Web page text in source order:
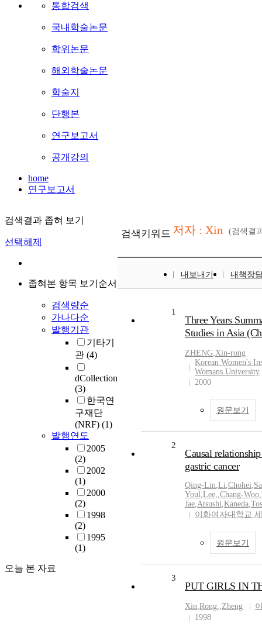
통합검색
국내학술논문
학위논문
해외학술논문
학술지
단행본
연구보고서
공개강의
home
연구보고서
검색결과 좁혀 보기
선택해제
좁혀본 항목 보기순서
검색량순
가나다순
발행기관
기타기
관 (4)
dCollection
(3)
한국연
구재단
(NRF) (1)
발행연도
2005
(2)
2002
(1)
2000
(2)
1998
(2)
1995
(1)
오늘 본 자료
검색키워드 저자 : Xin (검색결
내보내기 내책장
1
Three Years
Studies in Asia
ZHENG,Xin-rong
Korean Women's
Womans University
2000
원문보기
2
Causal
gastric cancer
Qing-Lin,Li,Chohei,
Youl,Lee,,Chang-Woo,
Jae,Atsushi,Kaneda,
이화여자대학교
원문보기
3
PUT GIRLS IN
Xin,Rong,,Zheng
1998